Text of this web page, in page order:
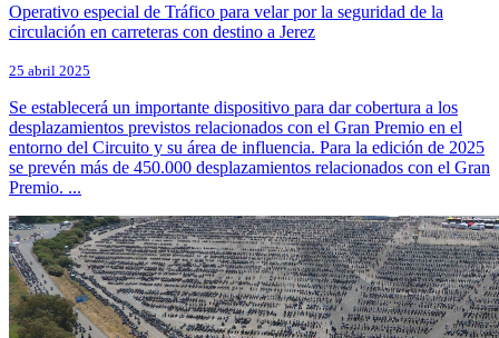
Operativo especial de Tráfico para velar por la seguridad de la
circulación en carreteras con destino a Jerez
25 abril 2025
Se establecerá un importante dispositivo para dar cobertura a los
desplazamientos previstos relacionados con el Gran Premio en el
entorno del Circuito y su área de influencia. Para la edición de 2025
se prevén más de 450.000 desplazamientos relacionados con el Gran
Premio. ...